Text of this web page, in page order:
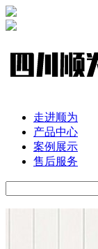
走进顺为
产品中心
案例展示
售后服务